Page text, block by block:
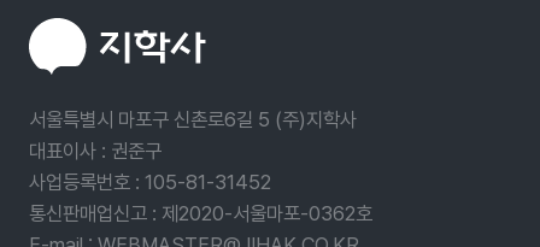
서울특별시 마포구 신촌로6길 5 (주)지학사
대표이사 : 권준구
사업등록번호 : 105-81-31452
통신판매업신고 : 제2020-서울마포-0362호